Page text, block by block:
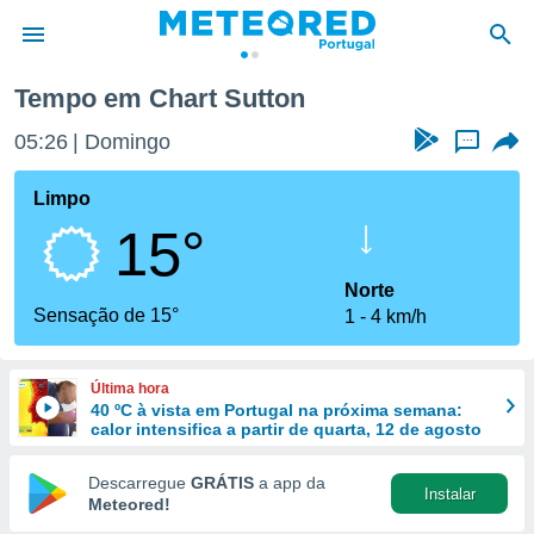
da
foi
fornecidas
a este
das
e
forma
digital
Tempo em Chart Sutton
05:26 Domingo ...
Limpo
15°
Sensação de 15°
Norte
1
4 km/h
Última hora
40 ºC à vista em Portugal na próxima semana:
calor intensifica a partir de quarta, 12 de agosto
Descarregue GRÁTIS a app da
Meteored!
Instalar